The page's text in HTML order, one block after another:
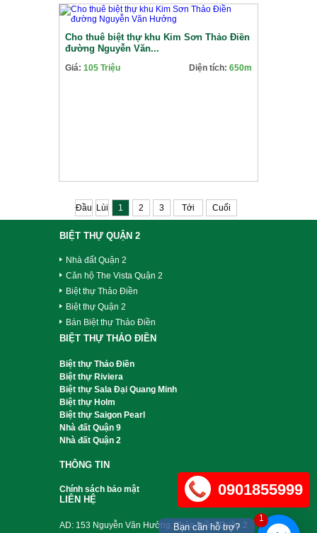
Cho thuê biệt thự khu Kim Sơn Thảo Điền
đường Nguyễn Văn...
Giá: 105 Triệu Diện tích: 650m
Đầu Lùi 1 2 3 Tới Cuối
BIỆT THỰ QUẬN 2
Nhà đất Quận 2
Căn hộ The Vista Quận 2
Biệt thự Thảo Điền
Biệt thự Quận 2
Bán Biệt thự Thảo Điền
BIỆT THỰ THẢO ĐIỀN
Biệt thự Thảo Điền
Biệt thự Riviera
Biệt thự Sala Đại Quang Minh
Biệt thự Holm
Biệt thự Saigon Pearl
Nhà đất Quận 9
Nhà đất Quận 2
THÔNG TIN
Chính sách bảo mật
LIÊN HỆ
AD: 153 Nguyễn Văn Hưởng, Thảo Điền, Quận 2
0901855999
1
Bạn cần hỗ trợ?